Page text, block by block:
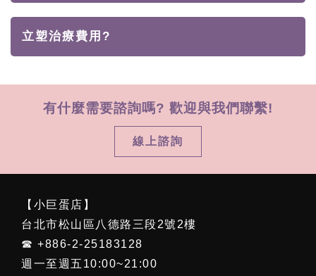
立塑治療費用?
有什麼需要諮詢嗎? 歡迎與我們聯繫!
線上諮詢
【小巨蛋店】
台北市松山區八德路三段2號2樓
☎ +886-2-25183128
週一至週五10:00~21:00